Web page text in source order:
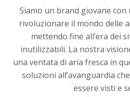
Siamo un brand giovane con
rivoluzionare il mondo delle
mettendo fine all’era dei
inutilizzabili. La nostra
una ventata di aria fresca in
soluzioni all’avanguardia
essere visti e